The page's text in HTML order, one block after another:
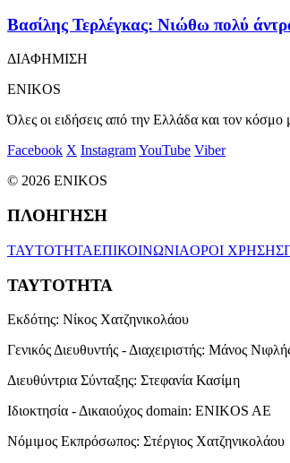
Βασίλης Τερλέγκας: Νιώθω πολύ
ΔΙΑΦΗΜΙΣΗ
ENIKOS
Όλες οι ειδήσεις από την Ελλάδα και τον κόσμο
Facebook X InstagramYouTube Viber
© 2026 ENIKOS
ΠΛΟΗΓΗΣΗ
ΤΑΥΤΟΤΗΤΑΕΠΙΚΟΙΝΩΝΙΑΟΡΟΙ ΧΡΗΣΗΣ
ΤΑΥΤΟΤΗΤΑ
Εκδότης: Νίκος Χατζηνικολάου
Γενικός Διευθυντής - Διαχειριστής: Μάνος
Διευθύντρια Σύνταξης: Στεφανία Κασίμη
Ιδιοκτησία - Δικαιούχος domain: ENIKOS AE
Νόμιμος Εκπρόσωπος: Στέργιος Χατζηνικολάου